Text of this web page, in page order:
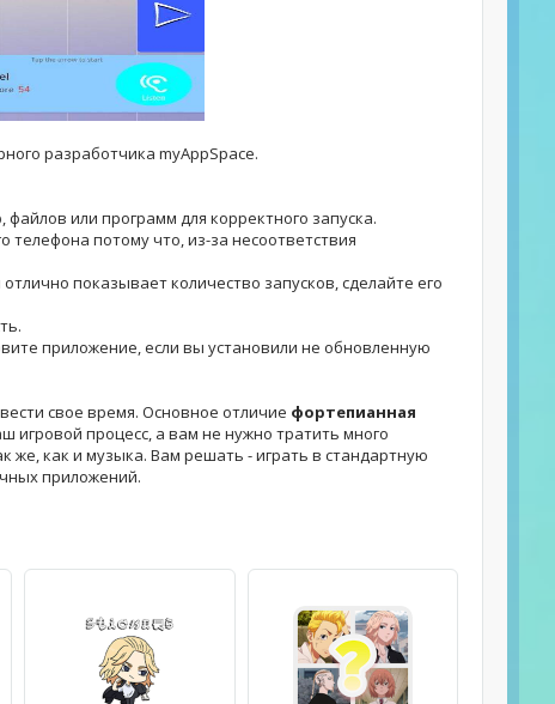
разработчика myAppSpace.
или программ для корректного запуска.
потому что, из-за несоответствия
показывает количество запусков, сделайте его
приложение, если вы установили не обновленную
свое время. Основное отличие фортепианная
игровой процесс, а вам не нужно тратить много
же, как и музыка. Вам решать - играть в стандартную
приложений.